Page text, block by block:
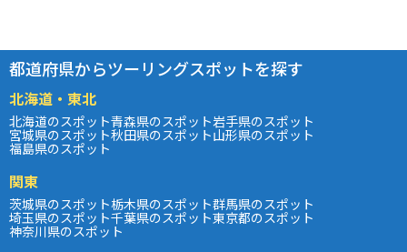
都道府県からツーリングスポットを探す
北海道・東北
北海道のスポット青森県のスポット岩手県のスポット
宮城県のスポット秋田県のスポット山形県のスポット
福島県のスポット
関東
茨城県のスポット栃木県のスポット群馬県のスポット
埼玉県のスポット千葉県のスポット東京都のスポット
神奈川県のスポット